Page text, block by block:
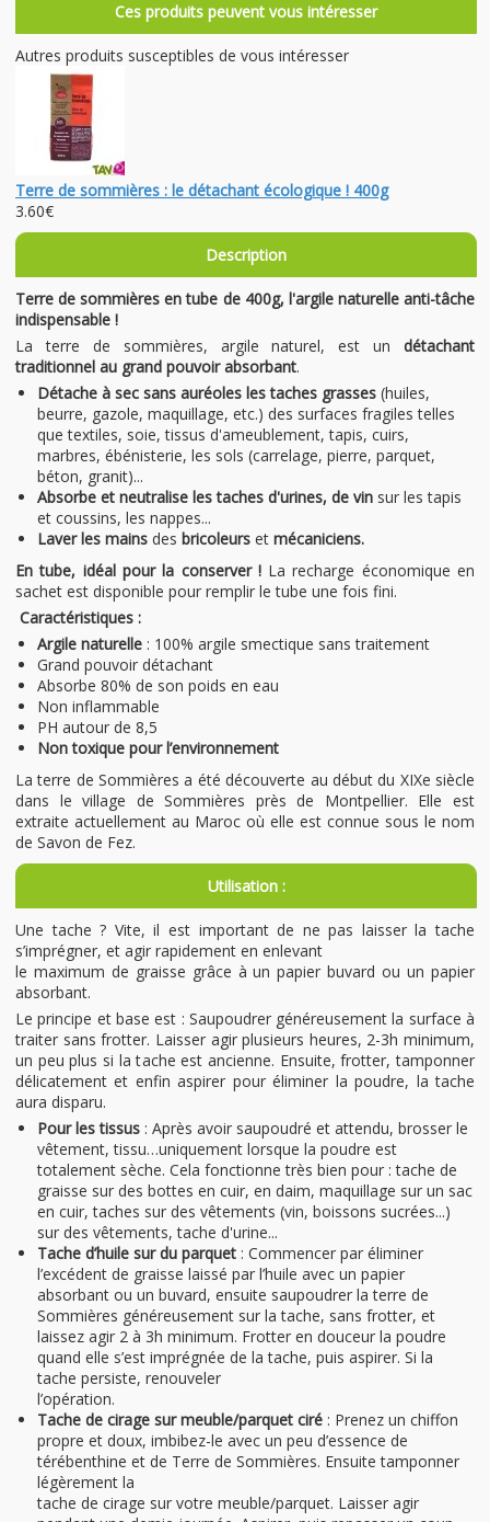
Ces produits peuvent vous intéresser
Autres produits susceptibles de vous intéresser
Terre de sommières : le détachant écologique ! 400g
3.60€
Description
Terre de sommières en tube de 400g, l'argile naturelle anti-tâche
indispensable !
La terre de sommières, argile naturel, est un détachant
traditionnel au grand pouvoir absorbant.
Détache à sec sans auréoles les taches grasses (huiles,
beurre, gazole, maquillage, etc.) des surfaces fragiles telles
que textiles, soie, tissus d'ameublement, tapis, cuirs,
marbres, ébénisterie, les sols (carrelage, pierre, parquet,
béton, granit)...
Absorbe et neutralise lestaches d'urines, de vin sur les tapis
et coussins, les nappes...
Laver les mains des bricoleurs et mécaniciens.
En tube, idéal pour la conserver !La recharge économique en
sachet est disponible pour remplir le tube une fois fini.
Caractéristiques :
Argile naturelle : 100% argile smectique sans traitement
Grand pouvoir détachant
Absorbe 80% de son poids en eau
Non inflammable
PH autour de 8,5
Non toxique pour l’environnement
La terre de Sommières a été découverte au début du XIXe siècle
dans le village de Sommières près de Montpellier. Elle est
extraite actuellement au Maroc où elle est connue sous le nom
de Savon de Fez.
Utilisation :
Une tache ? Vite, il est important de ne pas laisser la tache
s’imprégner, et agir rapidement en enlevant
le maximum de graisse grâce à un papier buvard ou un papier
absorbant.
Le principe et base est : Saupoudrer généreusement la surface à
traiter sans frotter. Laisser agir plusieurs heures, 2-3h minimum,
un peu plus si la tache est ancienne. Ensuite, frotter, tamponner
délicatement et enfin aspirer pour éliminer la poudre, la tache
aura disparu.
Pour les tissus : Après avoir saupoudré et attendu, brosser le
vêtement, tissu…uniquement lorsque la poudre est
totalement sèche. Cela fonctionne très bien pour : tache de
graisse sur des bottes en cuir, en daim, maquillage sur un sac
en cuir, taches sur des vêtements (vin, boissons sucrées...)
sur des vêtements, tache d'urine...
Tache d’huile sur du parquet : Commencer par éliminer
l’excédent de graisse laissé par l’huile avec un papier
absorbant ou un buvard, ensuite saupoudrer la terre de
Sommières généreusement sur la tache, sans frotter, et
laissez agir 2 à 3h minimum. Frotter en douceur la poudre
quand elle s’est imprégnée de la tache, puis aspirer. Si la
tache persiste, renouveler
l’opération.
Tache de cirage sur meuble/parquet ciré : Prenez un chiffon
propre et doux, imbibez-le avec un peu d’essence de
térébenthine et de Terre de Sommières. Ensuite tamponner
légèrement la
tache de cirage sur votre meuble/parquet. Laisser agir